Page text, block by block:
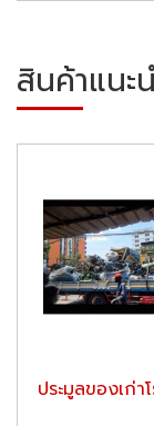
สินค้าแนะ
ประมูลของเก่า